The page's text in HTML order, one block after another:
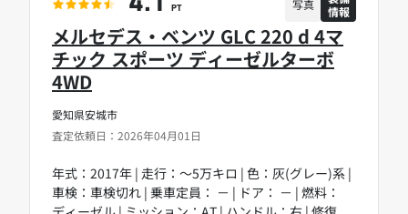
愛知県安城市
査定依頼日：2026年04月01日
メルセデス・ベンツ GLC 220 d 4マ
チック スポーツ ディーゼルターボ
4WD
年式：2017年 | 走行：～5万キロ | 色：灰(グレー)系 |
車検：車検切れ | 乗車定員： － | ドア： － | 燃料：
PT 写真
情報